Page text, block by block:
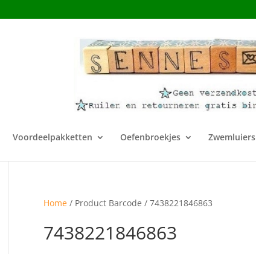
Voordeelpakketten Oefenbroekjes Zwemluiers
Home/ Product Barcode / 7438221846863
7438221846863